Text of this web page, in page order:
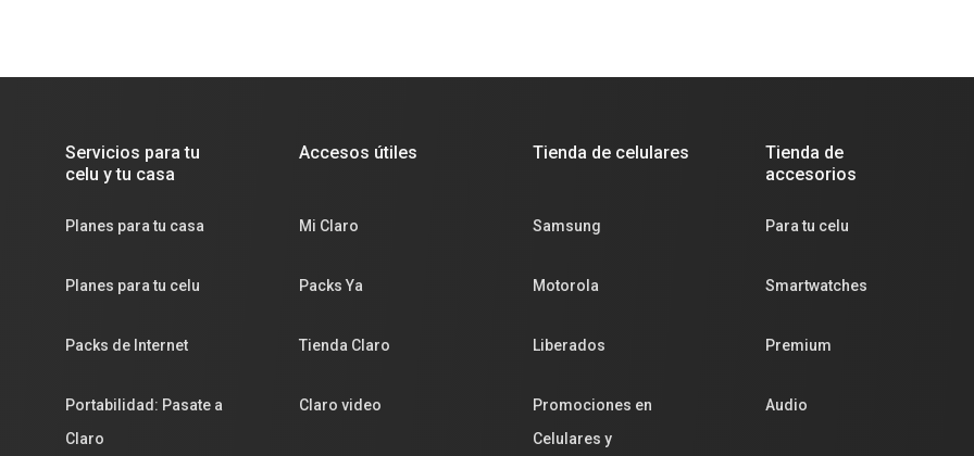
Servicios para tu
celu y tu casa
Planes para tu casa
Planes para tu celu
Packs de Internet
Portabilidad: Pasate a
Claro
Accesos útiles
Mi Claro
Packs Ya
Tienda Claro
Claro video
Tienda de celulares
Samsung
Motorola
Liberados
Promociones en
Celulares y
Tienda de
accesorios
Para tu celu
Smartwatches
Premium
Audio